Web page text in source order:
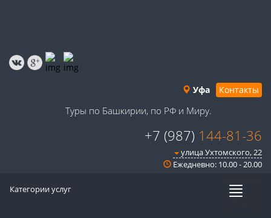
Уфа Контакты
Туры по Башкирии, по РФ и Миру.
+7 (987) 144-81-36
улица Ухтомского, 22
Ежедневно: 10.00 - 20.00
Категории услуг